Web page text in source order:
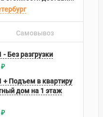
Самовывоз
Без разгрузки
₽
+ Подъем в квартиру
дом на 1 этаж
₽